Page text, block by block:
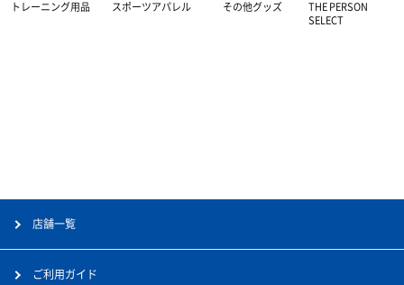
トレーニング用品 スポーツアパレル その他グッズ
THE PERSON
SELECT
店舗一覧
ご利用ガイド